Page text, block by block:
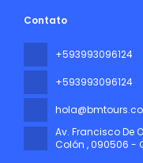
Contato
+593993096124
+593993096124
Av. Francisco De
Colón , 090506 -